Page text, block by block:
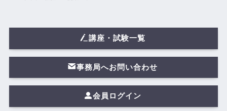
講座・試験一覧
事務局へお問い合わせ
会員ログイン